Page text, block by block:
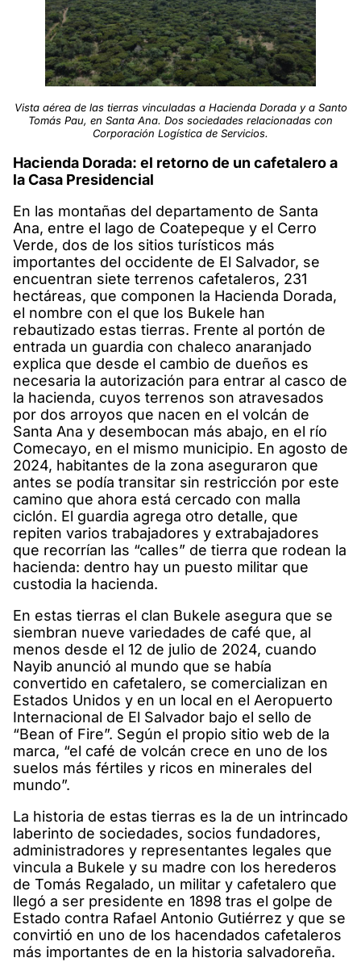
Vista aérea de las tierras vinculadas a Hacienda Dorada y a Santo
Tomás Pau, en Santa Ana. Dos sociedades relacionadas con
Corporación Logística de Servicios.
Hacienda Dorada: el retorno de un cafetalero a
la Casa Presidencial
En las montañas del departamento de Santa
Ana, entre el lago de Coatepeque y el Cerro
Verde, dos de los sitios turísticos más
importantes del occidente de El Salvador, se
encuentran siete terrenos cafetaleros, 231
hectáreas, que componen la Hacienda Dorada,
el nombre con el que los Bukele han
rebautizado estas tierras. Frente al portón de
entrada un guardia con chaleco anaranjado
explica que desde el cambio de dueños es
necesaria la autorización para entrar al casco de
la hacienda, cuyos terrenos son atravesados
por dos arroyos que nacen en el volcán de
Santa Ana y desembocan más abajo, en el río
Comecayo, en el mismo municipio. En agosto de
2024, habitantes de la zona aseguraron que
antes se podía transitar sin restricción por este
camino que ahora está cercado con malla
ciclón. El guardia agrega otro detalle, que
repiten varios trabajadores y extrabajadores
que recorrían las “calles” de tierra que rodean la
hacienda: dentro hay un puesto militar que
custodia la hacienda.
En estas tierras el clan Bukele asegura que se
siembran nueve variedades de café que, al
menos desde el 12 de julio de 2024, cuando
Nayib anunció al mundo que se había
convertido en cafetalero, se comercializan en
Estados Unidos y en un local en el Aeropuerto
Internacional de El Salvador bajo el sello de
“Bean of Fire”. Según el propio sitio web de la
marca, “el café de volcán crece en uno de los
suelos más fértiles y ricos en minerales del
mundo”.
La historia de estas tierras es la de un intrincado
laberinto de sociedades, socios fundadores,
administradores y representantes legales que
vincula a Bukele y su madre con los herederos
de Tomás Regalado, un militar y cafetalero que
llegó a ser presidente en 1898 tras el golpe de
Estado contra Rafael Antonio Gutiérrez y que se
convirtió en uno de los hacendados cafetaleros
más importantes de en la historia salvadoreña.